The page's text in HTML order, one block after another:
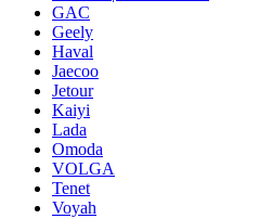
GAC
Geely
Haval
Jaecoo
Jetour
Kaiyi
Lada
Omoda
VOLGA
Tenet
Voyah